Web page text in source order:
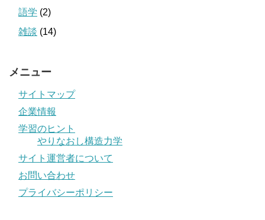
語学 (2)
雑談 (14)
メニュー
サイトマップ
企業情報
学習のヒント
やりなおし構造力学
サイト運営者について
お問い合わせ
プライバシーポリシー